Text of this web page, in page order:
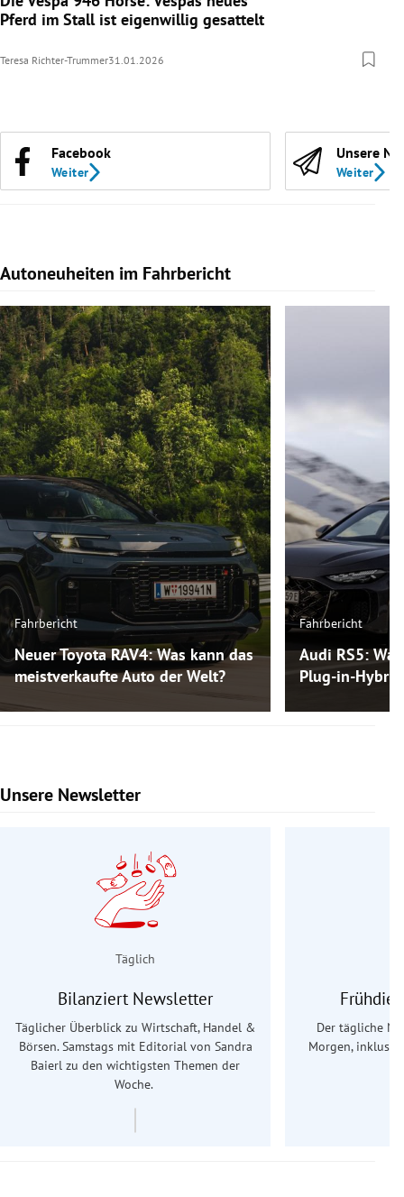
Pferd im Stall ist eigenwillig gesattelt
Teresa Richter-Trummer31.01.2026
Facebook
Weiter
Unsere
Weiter
Autoneuheiten im Fahrbericht
Slide 1 von 7
Fahrbericht
Neuer Toyota RAV4: Was kann das
meistverkaufte Auto der Welt?
Fahrbericht
Audi RS5:
Plug-in-
Unsere Newsletter
Slide 1 von 9
Täglich
Bilanziert Newsletter
Täglicher Überblick zu Wirtschaft, Handel &
Börsen. Samstags mit Editorial von Sandra
Baierl zu den wichtigsten Themen der
Woche.
Der tägliche
Morgen,